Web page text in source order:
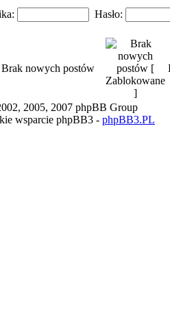
Hasło:
Brak nowych postów
2005, 2007 phpBB Group
wsparcie phpBB3 - phpBB3.PL